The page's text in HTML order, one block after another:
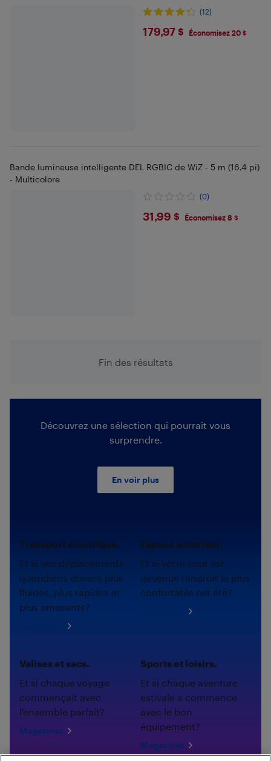
(12)
$179.97
179,97 $ Économisez 20 $
Bande lumineuse intelligente DEL RGBIC de WiZ - 5 m (16,4 pi)
- Multicolore
(0)
$31.99
31,99 $ Économisez 8 $
Fin des résultats
Découvrez une sélection qui pourrait vous
surprendre.
En voir plus
Transport électrique.
Et si vos déplacements
quotidiens étaient plus
fluides, plus rapides et
plus amusants?
Espace extérieur.
Et si votre cour est
devenue l'endroit le plus
confortable cet été?
Valises et sacs.
Et si chaque voyage
commençait avec
l'ensemble parfait?
Magasinez
Sports et loisirs.
Et si chaque aventure
estivale a commencé
avec le bon
équipement?
Magasinez